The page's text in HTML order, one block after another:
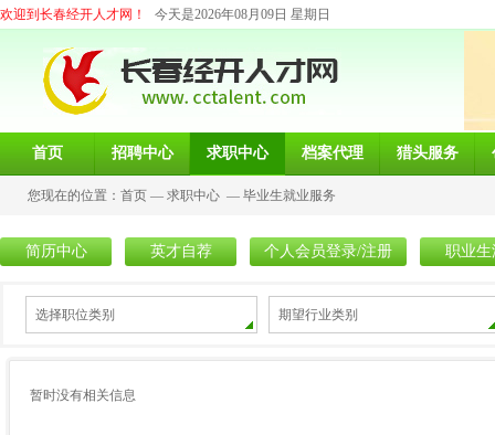
欢迎到长春经开人才网！ 今天是2026年08月09日 星期日
首页 招聘中心 求职中心 档案代理 猎头服务
您现在的位置： 首页 — 求职中心 — 毕业生就业服务
简历中心 英才自荐 个人会员登录/注册 职业生
选择职位类别 期望行业类别
暂时没有相关信息